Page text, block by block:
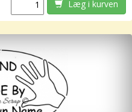
Læg i kurven